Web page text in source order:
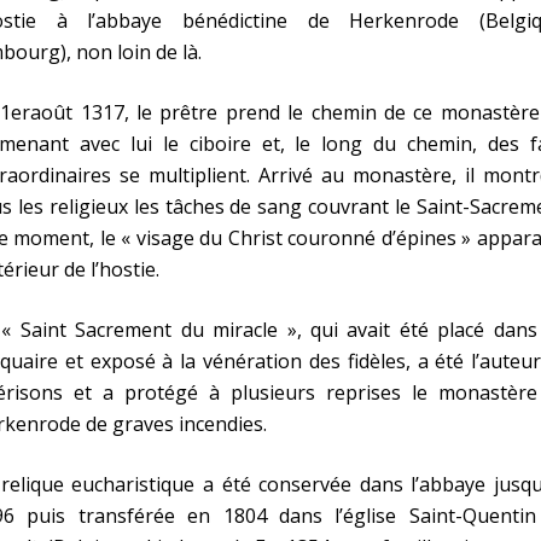
à l’abbaye bénédictine de Herkenrode
non loin de là.
1317, le prêtre prend le chemin de ce
avec lui le ciboire et, le long du chemin, des
se multiplient. Arrivé au monastère, il
les religieux les tâches de sang couvrant le Saint-
moment, le « visage du Christ couronné d’épines »
de l’hostie.
Saint Sacrement du miracle », qui avait été placé
et exposé à la vénération des fidèles, a été
et a protégé à plusieurs reprises le
de graves incendies.
eucharistique a été conservée dans l’abbaye
puis transférée en 1804 dans l’église Saint-